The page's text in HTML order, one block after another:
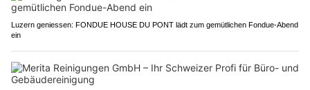
Luzern geniessen: FONDUE HOUSE DU PONT lädt zum gemütlichen Fondue-Abend
ein